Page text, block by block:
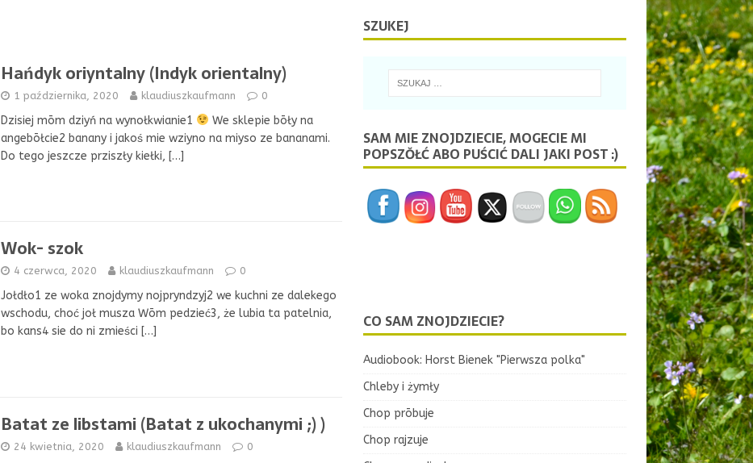
Hańdyk oriyntalny (Indyk orientalny)
1 października, 2020 klaudiuszkaufmann 0
Dzisiej mōm dziyń na wynołkwianie1
We sklepie bōły na
angebōłcie2 banany i jakoś mie wziyno na miyso ze bananami.
Do tego jeszcze prziszły kiełki, […]
Wok- szok
4 czerwca, 2020 klaudiuszkaufmann 0
Jołdło1 ze woka znojdymy nojpryndzyj2 we kuchni ze dalekego
wschodu, choć joł musza Wōm pedzieć3, że lubia ta patelnia,
bo kans4 sie do ni zmieści […]
Batat ze libstami (Batat z ukochanymi ;) )
24 kwietnia, 2020 klaudiuszkaufmann 0
SZUKEJ
SAM MIE ZNOJDZIECIE, MOGECIE MI
POPSZŎŁĆ ABO PUŚCIĆ DALI JAKI POST :)
CO SAM ZNOJDZIECIE?
Audiobook: Horst Bienek "Pierwsza polka"
Chleby i żymły
Chop prōbuje
Chop rajzuje